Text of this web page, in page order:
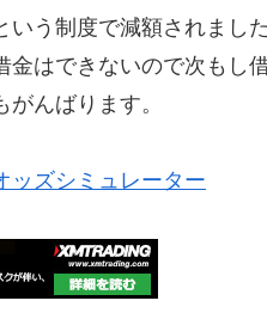
いう制度で減額されまし
金はできないので次もし
んばります。
ッズシミュレーター